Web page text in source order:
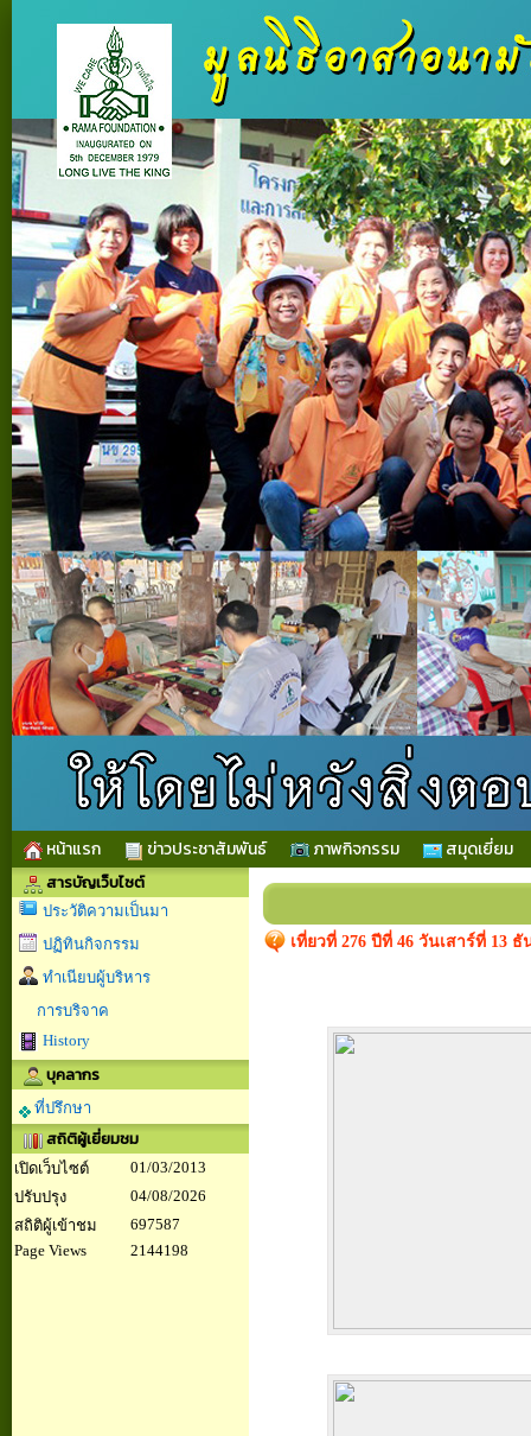
หน้าแรก ข่าวประชาสัมพันธ์ ภาพกิจกรรม สมุดเยี่ยม
สารบัญเว็บไซต์
ประวัติความเป็นมา
ปฏิทินกิจกรรม
ทำเนียบผู้บริหาร
การบริจาค
History
บุคลากร
ที่ปรึกษา
สถิติผู้เยี่ยมชม
เปิดเว็บไซต์
01/03/2013
ปรับปรุง
04/08/2026
สถิติผู้เข้าชม
697587
Page Views
2144198
เที่ยวที่ 276 ปีที่ 46 วันเสาร์ที่ 13